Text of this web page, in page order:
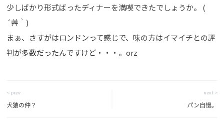
少しばかり形式ばったディナーを満喫できたでしょうか。 (
´艸｀)
まぁ、さすがはロンドンって感じで、味の方はイマイチとの評
判が多数だったんですけど・・・。orz
< prev
犬猿の仲？
next >
パン自慢。